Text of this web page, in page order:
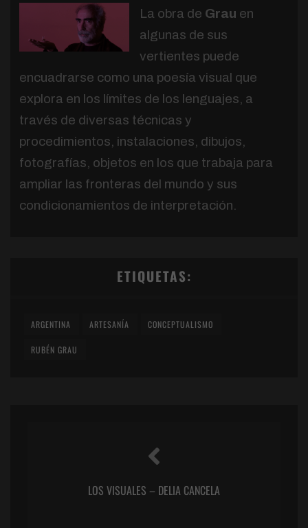
La obra de Grau en
algunas de sus
vertientes puede
encuadrarse como una poesía visual que
explora en los límites de los lenguajes, a
través de diversas técnicas y
procedimientos, instalaciones, dibujos,
fotografías, objetos en los que trabaja para
ampliar las fronteras del mundo y sus
condicionamientos de interpretación.
ETIQUETAS:
ARGENTINA ARTESANÍA CONCEPTUALISMO
RUBÉN GRAU
LOS VISUALES – DELIA CANCELA